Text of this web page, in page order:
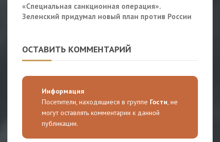
«Специальная санкционная операция».
Зеленский придумал новый план против России
ОСТАВИТЬ КОММЕНТАРИЙ
Информация
Посетители, находящиеся в группе Гости , не
могут оставлять комментарии к данной
публикации.